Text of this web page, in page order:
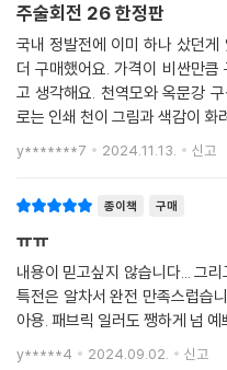
주술회전 26 한정판
국내 정발전에 이미 하나 샀던
더 구매했어요. 가격이 비싼만
고 생각해요. 천역모와 옥문강
로는 인쇄 천이 그림과 색감이 화
y*******7 2024.11.13. 신고
종이책 구매
ㅠㅠ
내용이 믿고싶지 않습니다... 그
특전은 알차서 완전 만족스럽습
아용. 패브릭 일러도 쨍하게 넘
y*****4 2024.09.02. 신고